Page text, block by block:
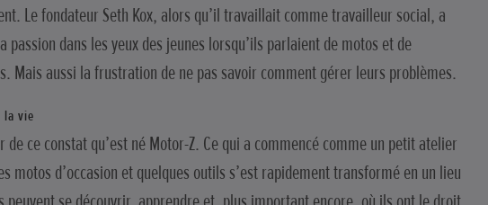
Le fondateur Seth Kox, alors qu’il travaillait comme travailleur social, a
passion dans les yeux des jeunes lorsqu’ils parlaient de motos et de
Mais aussi la frustration de ne pas savoir comment gérer leurs problèmes.
la vie
de ce constat qu’est né Motor-Z. Ce qui a commencé comme un petit atelier
motos d’occasion et quelques outils s’est rapidement transformé en un lieu